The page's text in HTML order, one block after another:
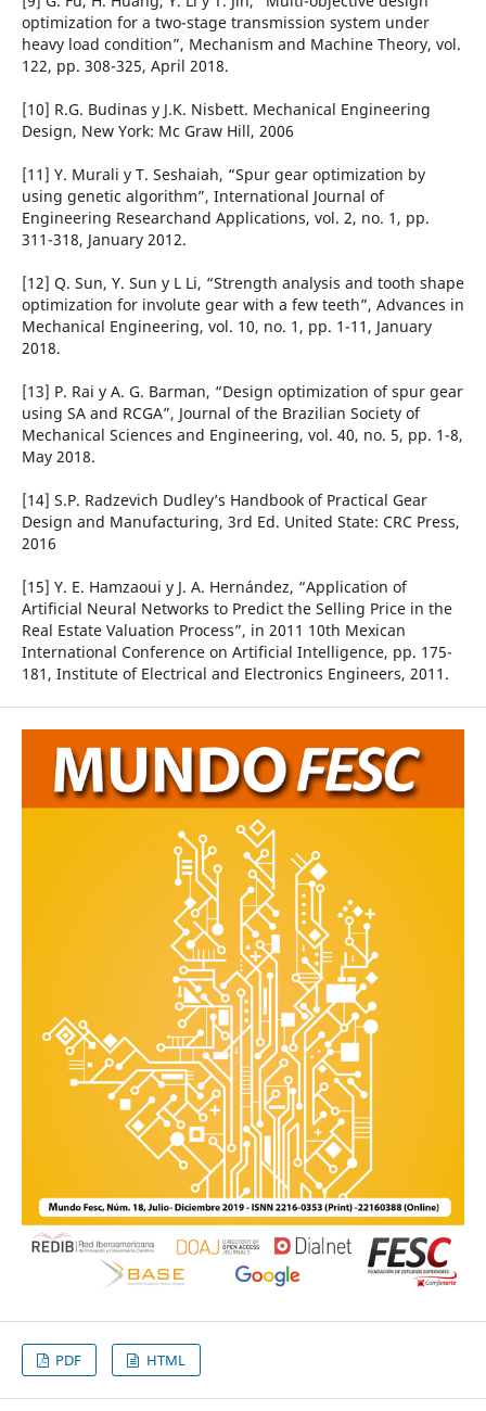
optimization for a two-stage transmission system under
heavy load condition”, Mechanism and Machine Theory, vol.
122, pp. 308-325, April 2018.
[10] R.G. Budinas y J.K. Nisbett. Mechanical Engineering
Design, New York: Mc Graw Hill, 2006
[11] Y. Murali y T. Seshaiah, “Spur gear optimization by
using genetic algorithm”, International Journal of
Engineering Researchand Applications, vol. 2, no. 1, pp.
311-318, January 2012.
[12] Q. Sun, Y. Sun y L Li, “Strength analysis and tooth shape
optimization for involute gear with a few teeth”, Advances in
Mechanical Engineering, vol. 10, no. 1, pp. 1-11, January
2018.
[13] P. Rai y A. G. Barman, “Design optimization of spur gear
using SA and RCGA”, Journal of the Brazilian Society of
Mechanical Sciences and Engineering, vol. 40, no. 5, pp. 1-8,
May 2018.
[14] S.P. Radzevich Dudley’s Handbook of Practical Gear
Design and Manufacturing, 3rd Ed. United State: CRC Press,
2016
[15] Y. E. Hamzaoui y J. A. Hernández, “Application of
Artificial Neural Networks to Predict the Selling Price in the
Real Estate Valuation Process”, in 2011 10th Mexican
International Conference on Artificial Intelligence, pp. 175-
181, Institute of Electrical and Electronics Engineers, 2011.
PDF HTML